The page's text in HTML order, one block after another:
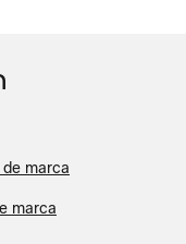
de marca
marca